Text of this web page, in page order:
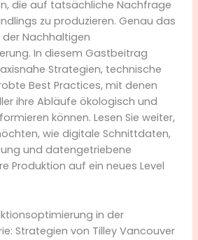
die auf tatsächliche Nachfrage
zu produzieren. Genau das
Nachhaltigen
In diesem Gastbeitrag
Strategien, technische
Best Practices, mit denen
ihre Abläufe ökologisch und
können. Lesen Sie weiter,
wie digitale Schnittdaten,
und datengetriebene
Produktion auf ein neues Level
in der
Strategien von Tilley Vancouver